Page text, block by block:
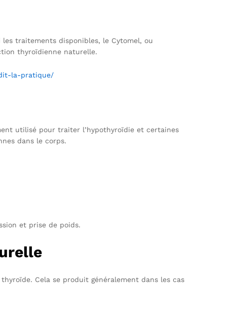
traitements disponibles, le Cytomel, ou
thyroïdienne naturelle.
la-pratique/
utilisé pour traiter l’hypothyroïdie et certaines
dans le corps.
et prise de poids.
Cela se produit généralement dans les cas